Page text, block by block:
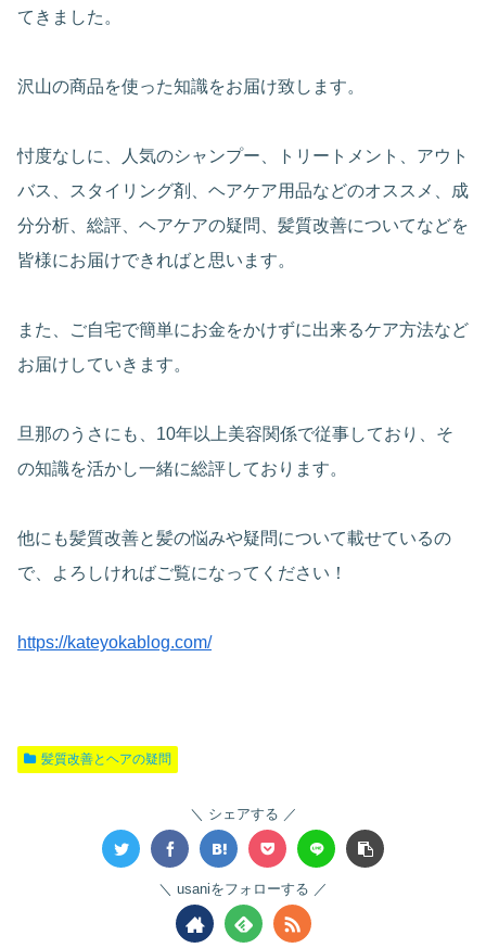
てきました。
沢山の商品を使った知識をお届け致します。
忖度なしに、人気のシャンプー、トリートメント、アウト
バス、スタイリング剤、ヘアケア用品などのオススメ、成
分分析、総評、ヘアケアの疑問、髪質改善についてなどを
皆様にお届けできればと思います。
また、ご自宅で簡単にお金をかけずに出来るケア方法など
お届けしていきます。
旦那のうさにも、10年以上美容関係で従事しており、そ
の知識を活かし一緒に総評しております。
他にも髪質改善と髪の悩みや疑問について載せているの
で、よろしければご覧になってください！
https://kateyokablog.com/
髪質改善とヘアの疑問
シェアする
usaniをフォローする